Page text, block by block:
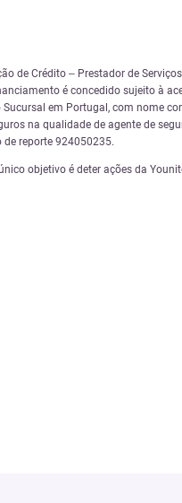
de Crédito – Prestador de
é concedido sujeito à
em Portugal, com nome
na qualidade de agente de
de reporte 924050235.
objetivo é deter ações da